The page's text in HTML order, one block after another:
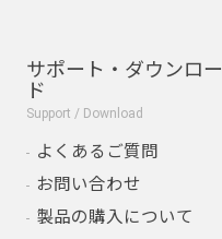
サポート・ダウンロー
ド
Support / Download
よくあるご質問
お問い合わせ
製品の購入について